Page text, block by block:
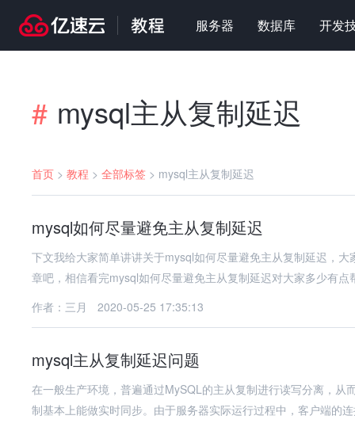
服务器 数据库 开发
# mysql主从复制延迟
首页 > 教程 > 全部标签 > mysql主从复制延迟
mysql如何尽量避免主从复制延迟
下文我给大家简单讲讲关于mysql如何尽量避免主从复制延迟，
章吧，相信看完mysql如何尽量避免主从复制延迟对大家多少有点
作者：三月
2020-05-25 17:35:13
mysql主从复制延迟问题
在一般生产环境，普遍通过MySQL的主从复制进行读写分离，
制基本上能做实时同步。由于服务器实际运行过程中，客户端的